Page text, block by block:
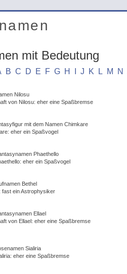
mit Bedeutung
B C D E F G H J K L M N
Nilosu
von Nilosu: eher eine Spaßbremse
mit dem Namen Chimkare
eher ein Spaßvogel
Phaethello
eher ein Spaßvogel
Bethel
fast ein Astrophysiker
Ellael
von Ellael: eher eine Spaßbremse
Sialiria
eher eine Spaßbremse